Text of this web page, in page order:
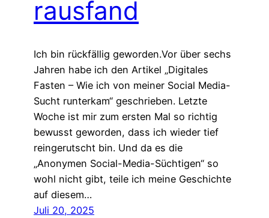
rausfand
Ich bin rückfällig geworden.Vor über sechs
Jahren habe ich den Artikel „Digitales
Fasten – Wie ich von meiner Social Media-
Sucht runterkam“ geschrieben. Letzte
Woche ist mir zum ersten Mal so richtig
bewusst geworden, dass ich wieder tief
reingerutscht bin. Und da es die
„Anonymen Social-Media-Süchtigen“ so
wohl nicht gibt, teile ich meine Geschichte
auf diesem…
Juli 20, 2025